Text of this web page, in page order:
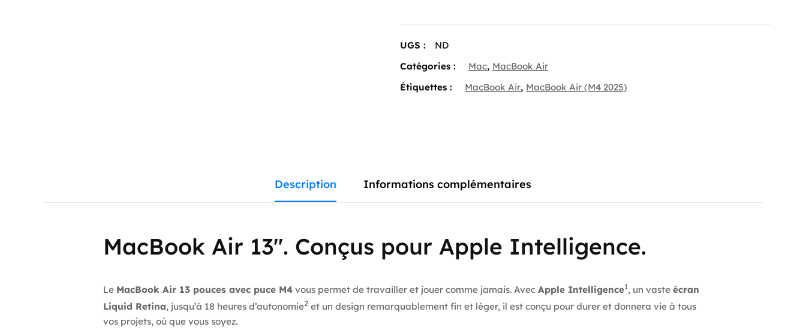
M4
(2025)
UGS :
ND
Catégories :
Mac, MacBook Air
Étiquettes :
MacBook Air, MacBook Air (M4 2025)
Description Informations complémentaires
MacBook Air 13″. Conçus pour Apple Intelligence.
Le MacBook Air 13 pouces avec puce M4 vous permet de travailler et jouer comme jamais. Avec Apple Intelligence1, un vaste écran
Liquid Retina, jusqu’à 18 heures d’autonomie2 et un design remarquablement fin et léger, il est conçu pour durer et donnera vie à tous
vos projets, où que vous soyez.